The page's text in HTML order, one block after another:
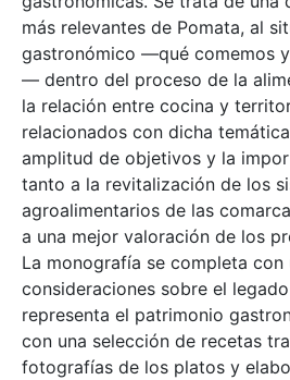
más relevantes de Pomata, al
gastronómico —qué comemos
— dentro del proceso de la
la relación entre cocina y
relacionados con dicha
amplitud de objetivos y la
tanto a la revitalización de los
agroalimentarios de las
a una mejor valoración de los
La monografía se completa con
consideraciones sobre el
representa el patrimonio
con una selección de recetas
fotografías de los platos y